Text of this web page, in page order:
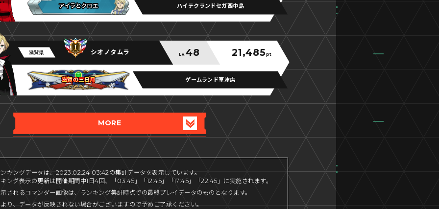
アイラとクロエ
アイラとクロエ
アイラとクロエ ハイテクランドセガ西中島
滋賀県 シオノタムラ Lv.48 21,485 pt
滋賀の三日月
滋賀の三日月
滋賀の三日月 ゲームランド草津店
MORE
キングデータは、2023.02.24 03:42の集計データを表示しています。
ング表示の更新は開催期間中1日4回、「03:45」「12:45」「17:45」「22:45」に実施されます。
されるコマンダー画像は、ランキング集計時点での最終プレイデータのものとなります。
り、データが反映されない場合がございますので予めご了承ください。